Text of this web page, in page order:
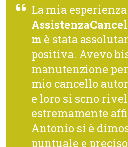
La mia
m è stata
positiva. Avevo
manutenzione
mio cancello
e loro si sono
estremamente
Antonio si è
puntuale e